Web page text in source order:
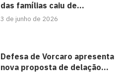
das famílias caiu de...
3 de junho de 2026
Defesa de Vorcaro apresenta
nova proposta de delação...